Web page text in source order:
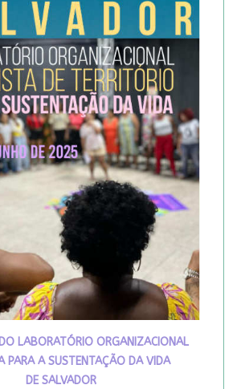
LABORATÓRIO ORGANIZACIONAL
PARA A SUSTENTAÇÃO DA VIDA
DE SALVADOR